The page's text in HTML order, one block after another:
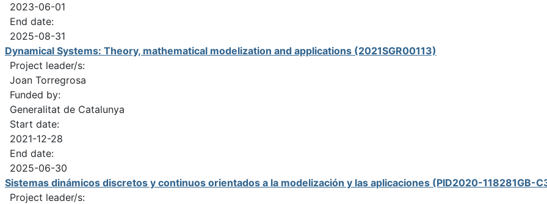
2023-06-01
End date:
2025-08-31
Dynamical Systems: Theory, mathematical modelization and applications (2021SGR00113)
Project leader/s:
Joan Torregrosa
Funded by:
Generalitat de Catalunya
Start date:
2021-12-28
End date:
2025-06-30
Sistemas dinámicos discretos y continuos orientados a la modelización y las aplicaciones (PID2020-118281GB-
Project leader/s: